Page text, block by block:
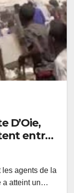
D’Oie,
entre
de
les agents de la
a atteint un…